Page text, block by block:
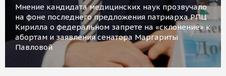
Мнение кандидата медицинских наук прозвучало
на фоне последнего предложения патриарха РПЦ
Кирилла о федеральном запрете на «склонение» к
абортам и заявления сенатора Маргариты
Павловой